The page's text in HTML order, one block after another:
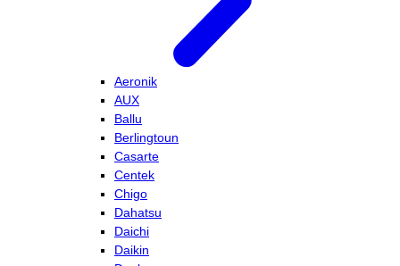
Aeronik
AUX
Ballu
Berlingtoun
Casarte
Centek
Chigo
Dahatsu
Daichi
Daikin